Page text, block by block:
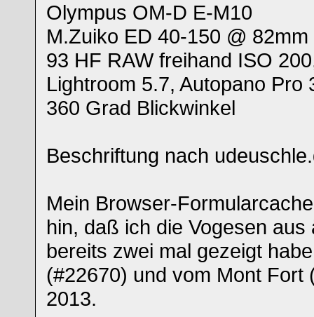
Olympus OM-D E-M10
M.Zuiko ED 40-150 @
93 HF RAW freihand ISO
Lightroom 5.7, Autopano Pro
360 Grad Blickwinkel
Beschriftung nach
Mein Browser-
hin, daß ich die Vogesen
bereits zwei mal gezeigt
(#22670) und vom Mont Fort
2013.